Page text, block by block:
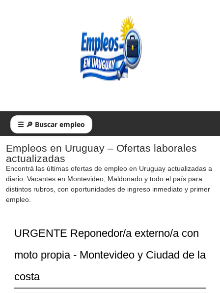
☰ 🔎 Buscar empleo
Empleos en Uruguay – Ofertas laborales
actualizadas
Encontrá las últimas ofertas de empleo en Uruguay actualizadas a
diario. Vacantes en Montevideo, Maldonado y todo el país para
distintos rubros, con oportunidades de ingreso inmediato y primer
empleo.
URGENTE Reponedor/a externo/a con
moto propia - Montevideo y Ciudad de la
costa